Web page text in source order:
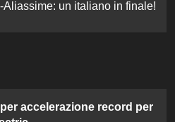
Aliassime: un italiano in finale!
accelerazione record per